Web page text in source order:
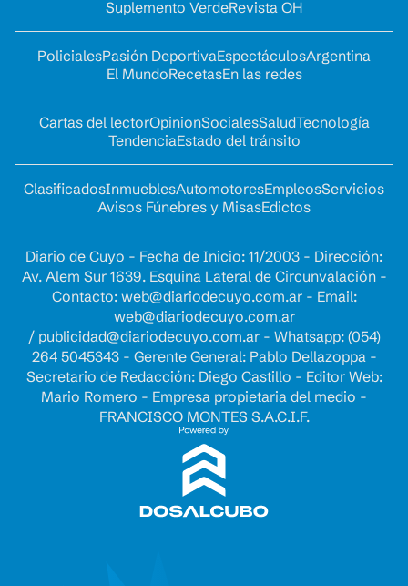
Suplemento VerdeRevista OH
PolicialesPasión DeportivaEspectáculosArgentina
El MundoRecetasEn las redes
Cartas del lectorOpinionSocialesSaludTecnología
TendenciaEstado del tránsito
ClasificadosInmueblesAutomotoresEmpleosServicios
Avisos Fúnebres y MisasEdictos
Diario de Cuyo - Fecha de Inicio: 11/2003 - Dirección:
Av. Alem Sur 1639. Esquina Lateral de Circunvalación -
Contacto: web@diariodecuyo.com.ar- Email:
web@diariodecuyo.com.ar
/ publicidad@diariodecuyo.com.ar- Whatsapp: (054)
264 5045343 - Gerente General: Pablo Dellazoppa -
Secretario de Redacción: Diego Castillo - Editor Web:
Mario Romero - Empresa propietaria del medio -
FRANCISCO MONTES S.A.C.I.F.